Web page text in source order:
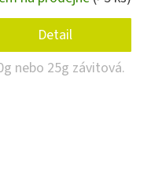
Detail
nebo 25g závitová.